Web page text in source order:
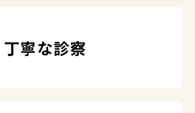
丁寧な診察